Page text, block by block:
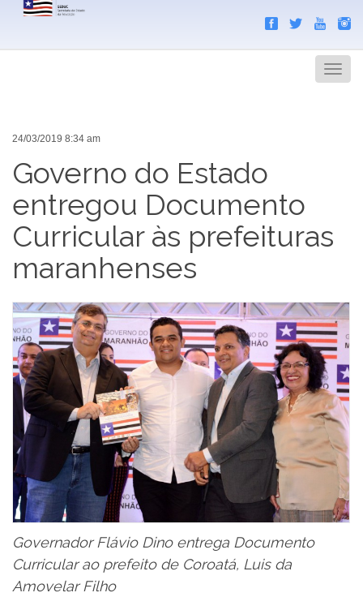
Menu
24/03/2019 8:34 am
Governo do Estado
entregou Documento
Curricular às prefeituras
maranhenses
Governador Flávio Dino entrega Documento
Curricular ao prefeito de Coroatá, Luis da
Amovelar Filho